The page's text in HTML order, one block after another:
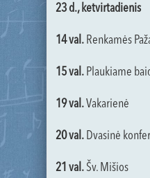
23 d., ketvirtadienis
14 val. Renkamės
15 val. Plaukiame
19 val.Vakarienė
20 val. Dvasinė
21 val.Šv. Mišios